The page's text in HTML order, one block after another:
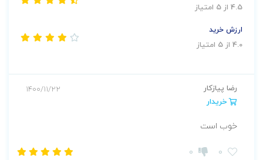
4.5 از 5 امتیاز
ارزش خرید
4.0 از 5 امتیاز
رضا پیازکار
خریدار
1400/11/22
خوب است
0
0